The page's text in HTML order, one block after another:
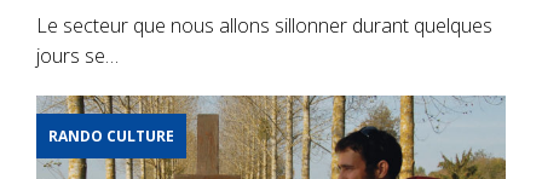
Le secteur que nous allons sillonner durant quelques
jours se…
RANDO CULTURE